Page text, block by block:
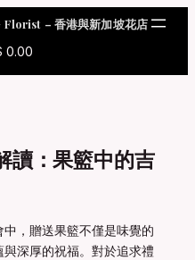
– 香港與新加坡花店
0.00
讀：果籃中的吉
中，贈送果籃不僅是味覺的
深厚的祝福。對於追求禮